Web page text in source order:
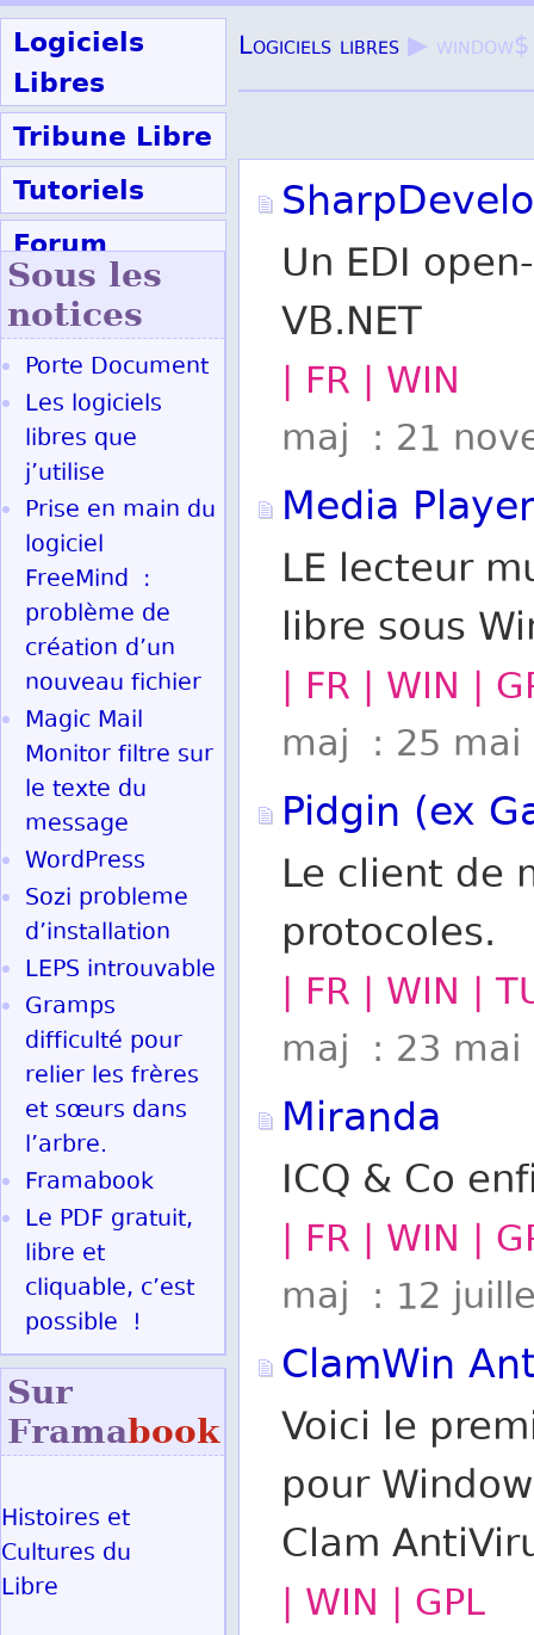
Logiciels
Libres
Tribune Libre
Tutoriels
Forum
Participer
Logiciels libres ▶
Un EDI
VB.NET
| FR | WIN
maj : 21
Media
LE lecteur
libre sous
| FR | WIN |
maj : 25 mai
Pidgin (ex
Le client de
protocoles.
| FR | WIN |
maj : 23 mai
Miranda
ICQ & Co
| FR | WIN |
maj : 12
ClamWin
Voici le
pour
Clam
| WIN | GPL
Sous les
notices
Porte Document
Les logiciels
libres que
j’utilise
Prise en main du
logiciel
FreeMind :
problème de
création d’un
nouveau fichier
Magic Mail
Monitor filtre sur
le texte du
message
WordPress
Sozi probleme
d’installation
LEPS introuvable
Gramps
difficulté pour
relier les frères
et sœurs dans
l’arbre.
Framabook
Le PDF gratuit,
libre et
cliquable, c’est
possible !
Sur
Framabook
Histoires et
Cultures du
Libre